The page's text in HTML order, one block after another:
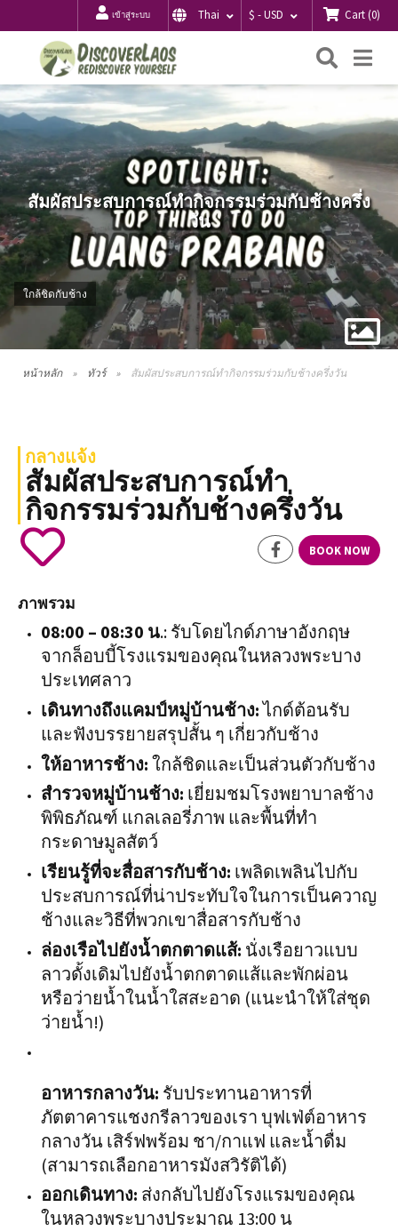
เข้าสู่ระบบ Thai $ - USD Cart(0)
ค้นหา
ใกล้ชิดกับช้าง
สัมผัสประสบการณ์ทำกิจกรรมร่วมกับช้างครึ่ง
วัน
หน้าหลัก ทัวร์ สัมผัสประสบการณ์ทำกิจกรรมร่วมกับช้างครึ่งวัน
กลางแจ้ง
สัมผัสประสบการณ์ทำ
กิจกรรมร่วมกับช้างครึ่งวัน
BOOK NOW
ภาพรวม
08:00 – 08:30 น.: รับโดยไกด์ภาษาอังกฤษ
จากล็อบบี้โรงแรมของคุณในหลวงพระบาง
ประเทศลาว
เดินทางถึงแคมป์หมู่บ้านช้าง:ไกด์ต้อนรับ
และฟังบรรยายสรุปสั้น ๆ เกี่ยวกับช้าง
ให้อาหารช้าง:ใกล้ชิดและเป็นส่วนตัวกับช้าง
สำรวจหมู่บ้านช้าง: เยี่ยมชมโรงพยาบาลช้าง
พิพิธภัณฑ์ แกลเลอรี่ภาพ และพื้นที่ทำ
กระดาษมูลสัตว์
เรียนรู้ที่จะสื่อสารกับช้าง: เพลิดเพลินไปกับ
ประสบการณ์ที่น่าประทับใจในการเป็นควาญ
ช้างและวิธีที่พวกเขาสื่อสารกับช้าง
ล่องเรือไปยังน้ำตกตาดแส้: นั่งเรือยาวแบบ
ลาวดั้งเดิมไปยังน้ำตกตาดแส้และพักผ่อน
หรือว่ายน้ำในน้ำใสสะอาด (แนะนำให้ใส่ชุด
ว่ายน้ำ!)
อาหารกลางวัน: รับประทานอาหารที่
ภัตตาคารแชงกรีลาวของเรา บุฟเฟ่ต์อาหาร
กลางวัน เสิร์ฟพร้อม ชา/กาแฟ และน้ำดื่ม
(สามารถเลือกอาหารมังสวิรัติได้)
ออกเดินทาง: ส่งกลับไปยังโรงแรมของคุณ
ในหลวงพระบางประมาณ 13:00 น